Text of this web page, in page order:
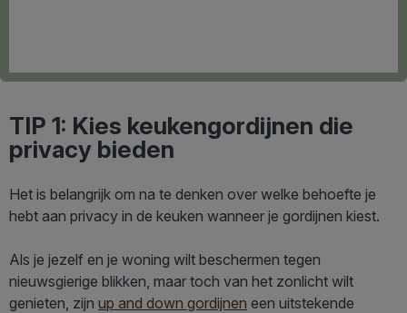
TIP 1: Kies keukengordijnen die
privacy bieden
Het is belangrijk om na te denken over welke behoefte je
hebt aan privacy in de keuken wanneer je gordijnen kiest.
Als je jezelf en je woning wilt beschermen tegen
nieuwsgierige blikken, maar toch van het zonlicht wilt
genieten, zijn up and down gordijnen een uitstekende